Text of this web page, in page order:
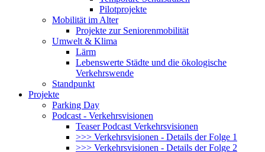
Pilotprojekte
Mobilität im Alter
Projekte zur Seniorenmobilität
Umwelt & Klima
Lärm
Lebenswerte Städte und die ökologische
Verkehrswende
Standpunkt
Projekte
Parking Day
Podcast - Verkehrsvisionen
Teaser Podcast Verkehrsvisionen
>>> Verkehrsvisionen - Details der Folge 1
>>> Verkehrsvisionen - Details der Folge 2